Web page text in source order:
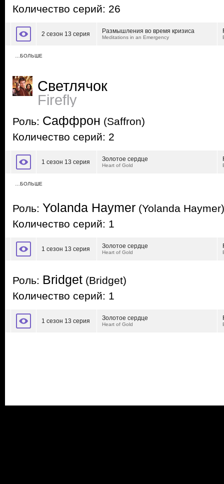
Количество серий: 26
2 сезон 13 серия Размышления во время кризиса
Meditations in an Emergency
…БОЛЬШЕ
Светлячок
Firefly
Роль: Саффрон (Saffron)
Количество серий: 2
1 сезон 13 серия Золотое сердце
Heart of Gold
…БОЛЬШЕ
Роль: Yolanda Haymer (Yolanda Haymer)
Количество серий: 1
1 сезон 13 серия Золотое сердце
Heart of Gold
Роль: Bridget (Bridget)
Количество серий: 1
1 сезон 13 серия Золотое сердце
Heart of Gold